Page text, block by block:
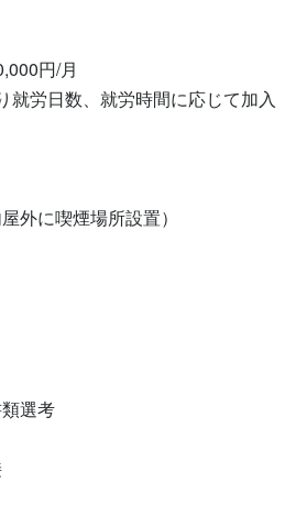
円/月
労日数、就労時間に応じて加入
外に喫煙場所設置）
選考